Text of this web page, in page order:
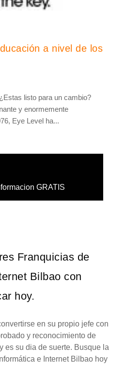
a nivel de los
listo para un cambio?
y enormemente
Eye Level ha...
GRATIS
Franquicias de
Bilbao con
hoy.
en su propio jefe con
y reconocimiento de
es su dia de suerte. Busque la
e Internet Bilbao hoy